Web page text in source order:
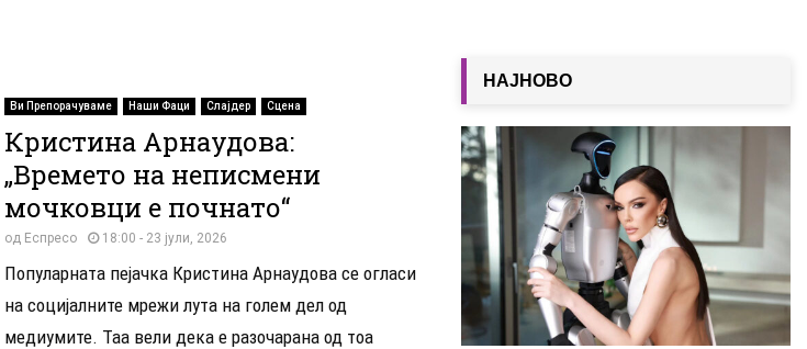
Ви Препорачуваме Наши Фаци Слајдер Сцена
Кристина Арнаудова:
„Времето на неписмени
мочковци е почнато“
од Еспресо 18:00 - 23 јули, 2026
Популарната пејачка Кристина Арнаудова се огласи
на социјалните мрежи лута на голем дел од
медиумите. Таа вели дека е разочарана од тоа
НАЈНОВО